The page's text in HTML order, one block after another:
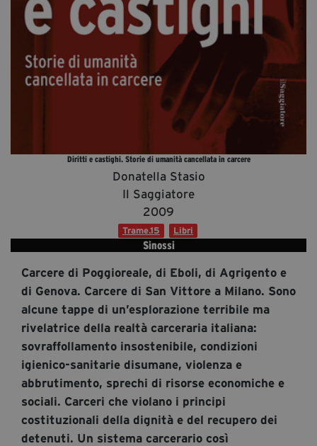
Fondazione Trame
Chi Siamo
Civico Trame
#Trameascuola
Mostra 3D - Visioni Civiche
Archivio Storico
segreteria@tramefestival.it
+39 346 954 4078
Sinossi
Carcere di Poggioreale, di Eboli, di Agrigento e
di Genova. Carcere di San Vittore a Milano. Sono
alcune tappe di un’esplorazione terribile ma
rivelatrice della realtà carceraria italiana:
sovraffollamento insostenibile, condizioni
igienico-sanitarie disumane, violenza e
abbrutimento, sprechi di risorse economiche e
sociali. Carceri che violano i principi
costituzionali della dignità e del recupero dei
detenuti. Un sistema carcerario così
Diritti e castighi. Storie di umanità cancellata in carcere
Donatella Stasio
Il Saggiatore
2009
Trame.15 Libri